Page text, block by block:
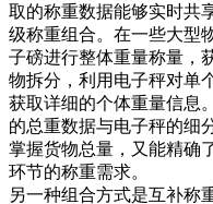
取的称重数据能够实时共
级称重组合。在一些大型
子磅进行整体重量称量，
物拆分，利用电子秤对单
获取详细的个体重量信息
的总重数据与电子秤的细
掌握货物总量，又能精确
环节的称重需求。​
另一种组合方式是互补称